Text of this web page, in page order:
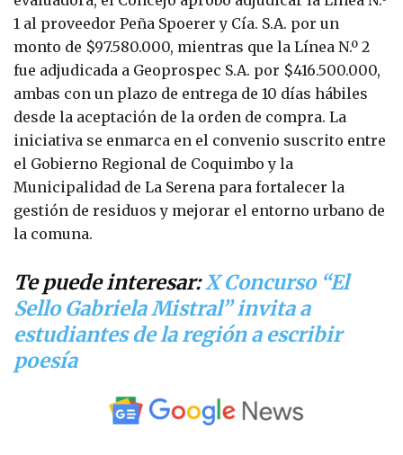
1 al proveedor Peña Spoerer y Cía. S.A. por un
monto de $97.580.000, mientras que la Línea N.º 2
fue adjudicada a Geoprospec S.A. por $416.500.000,
ambas con un plazo de entrega de 10 días hábiles
desde la aceptación de la orden de compra. La
iniciativa se enmarca en el convenio suscrito entre
el Gobierno Regional de Coquimbo y la
Municipalidad de La Serena para fortalecer la
gestión de residuos y mejorar el entorno urbano de
la comuna.
Te puede interesar:X Concurso “El
Sello Gabriela Mistral” invita a
estudiantes de la región a escribir
poesía